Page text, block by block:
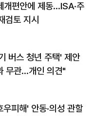
개편안에 제동…ISA·주
검토 지시
버스 청년 주택' 제안
무관…개인 의견"
피해' 안동·의성 관할